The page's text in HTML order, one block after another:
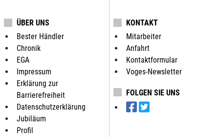
ÜBER UNS
Bester Händler
Chronik
EGA
Impressum
Erklärung zur
Barrierefreiheit
Datenschutzerklärung
Jubiläum
Profil
KONTAKT
Mitarbeiter
Anfahrt
Kontaktformular
Voges-Newsletter
FOLGEN SIE UNS